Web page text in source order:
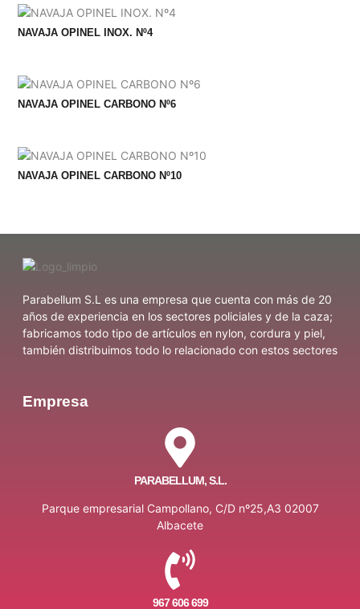
NAVAJA OPINEL INOX. Nº4
NAVAJA OPINEL CARBONO Nº6
NAVAJA OPINEL CARBONO Nº10
Parabellum S.L es una empresa que cuenta con más de 20
años de experiencia en los sectores policiales y de la caza;
fabricamos todo tipo de artículos en nylon, cordura y piel,
también distribuimos todo lo relacionado con estos sectores
Empresa
PARABELLUM, S.L.
Parque empresarial Campollano, C/D nº25,A3 02007
Albacete
967 606 699